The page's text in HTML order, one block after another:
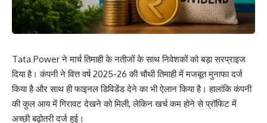
Tata Power ने मार्च तिमाही के नतीजों के साथ निवेशकों को बड़ा सरप्राइज
दिया है। कंपनी ने वित्त वर्ष 2025-26 की चौथी तिमाही में मजबूत मुनाफा दर्ज
किया है और साथ ही फाइनल डिविडेंड देने का भी ऐलान किया है। हालांकि कंपनी
की कुल आय में गिरावट देखने को मिली, लेकिन खर्च कम होने से प्रॉफिट में
अच्छी बढ़ोतरी दर्ज हुई।